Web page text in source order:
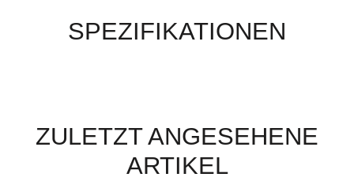
SPEZIFIKATIONEN
ZULETZT ANGESEHENE
ARTIKEL